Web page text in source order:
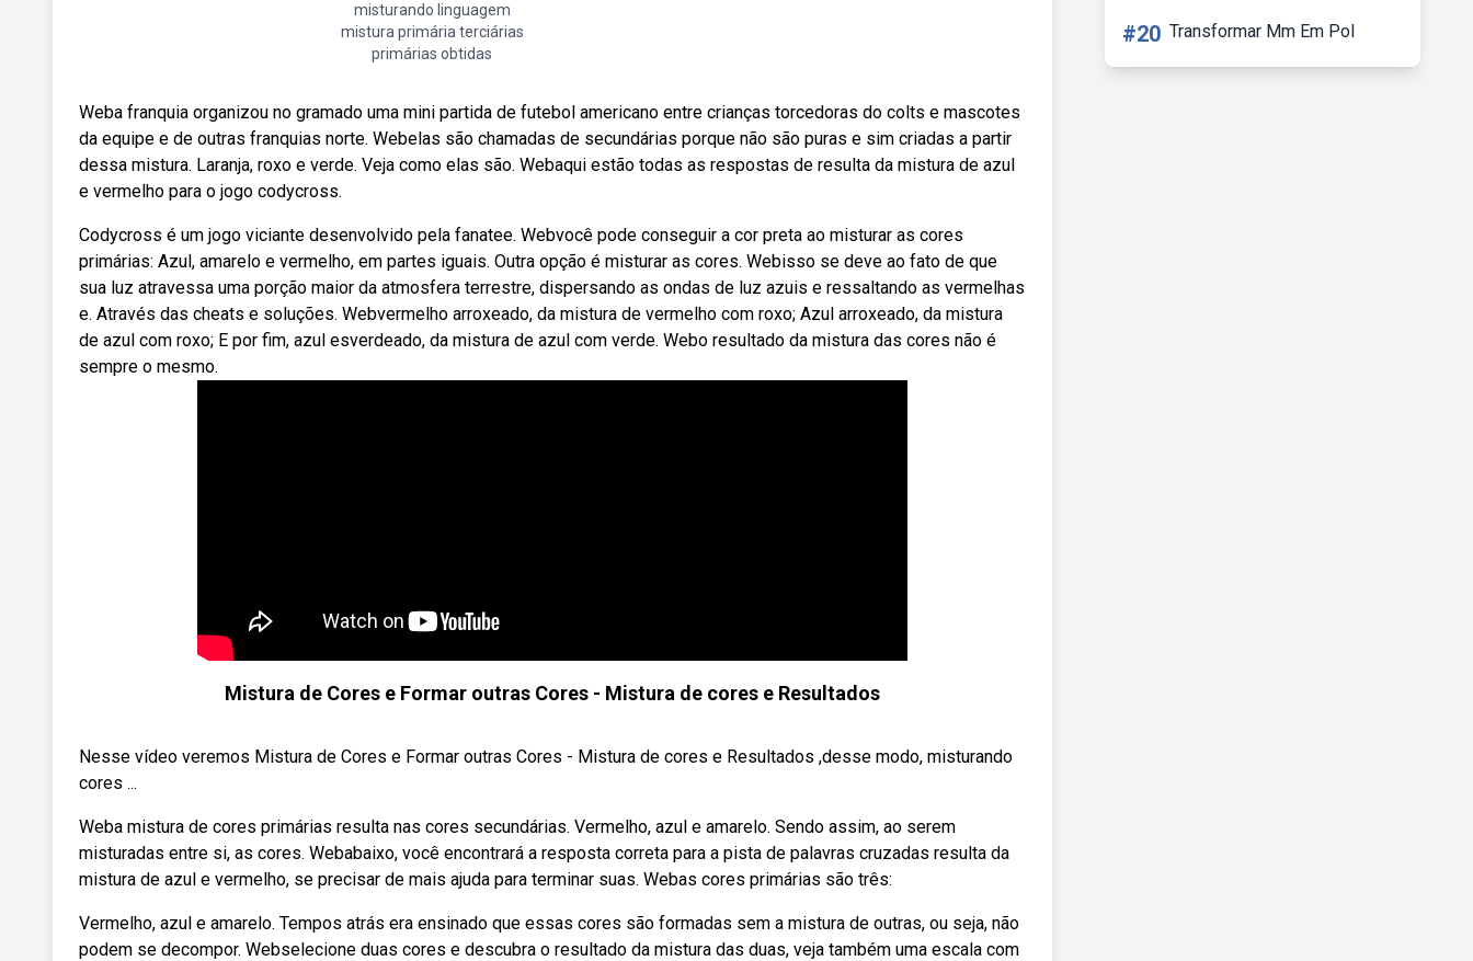
misturando linguagem
mistura primária terciárias
primárias obtidas
Weba franquia organizou no gramado uma mini partida de futebol americano entre crianças torcedoras do colts e mascotes
da equipe e de outras franquias norte. Webelas são chamadas de secundárias porque não são puras e sim criadas a partir
dessa mistura. Laranja, roxo e verde. Veja como elas são. Webaqui estão todas as respostas de resulta da mistura de azul
e vermelho para o jogo codycross.
Codycross é um jogo viciante desenvolvido pela fanatee. Webvocê pode conseguir a cor preta ao misturar as cores
primárias: Azul, amarelo e vermelho, em partes iguais. Outra opção é misturar as cores. Webisso se deve ao fato de que
sua luz atravessa uma porção maior da atmosfera terrestre, dispersando as ondas de luz azuis e ressaltando as vermelhas
e. Através das cheats e soluções. Webvermelho arroxeado, da mistura de vermelho com roxo; Azul arroxeado, da mistura
de azul com roxo; E por fim, azul esverdeado, da mistura de azul com verde. Webo resultado da mistura das cores não é
sempre o mesmo.
Mistura de Cores e Formar outras Cores - Mistura de cores e Resultados
Nesse vídeo veremos Mistura de Cores e Formar outras Cores - Mistura de cores e Resultados ,desse modo, misturando
cores ...
Weba mistura de cores primárias resulta nas cores secundárias. Vermelho, azul e amarelo. Sendo assim, ao serem
misturadas entre si, as cores. Webabaixo, você encontrará a resposta correta para a pista de palavras cruzadas resulta da
mistura de azul e vermelho, se precisar de mais ajuda para terminar suas. Webas cores primárias são três:
Vermelho, azul e amarelo. Tempos atrás era ensinado que essas cores são formadas sem a mistura de outras, ou seja, não
podem se decompor. Webselecione duas cores e descubra o resultado da mistura das duas, veja também uma escala com
#20 Transformar Mm Em Pol